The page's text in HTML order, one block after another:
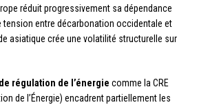
réduit progressivement sa dépendance
tension entre décarbonation occidentale et
asiatique crée une volatilité structurelle sur
régulation de l’énergie comme la CRE
de l’Énergie) encadrent partiellement les